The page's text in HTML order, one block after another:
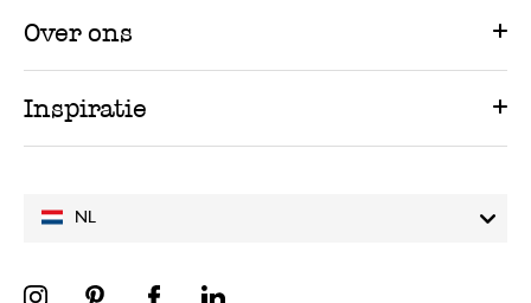
NL
Over ons
Inspiratie